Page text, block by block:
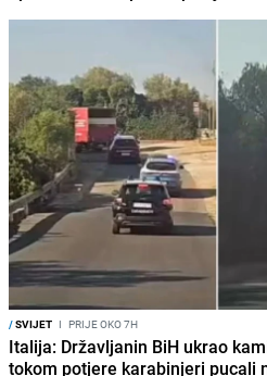
/SVIJET I PRIJE OKO 7H
Italija: Državljanin BiH ukrao
tokom potjere karabinjeri pucali